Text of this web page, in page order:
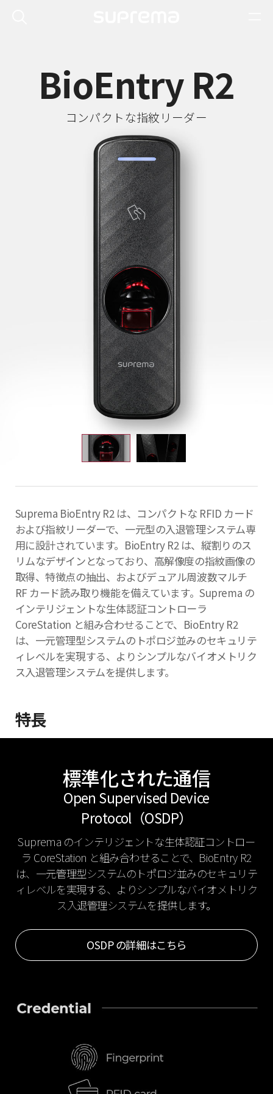
BioEntry R2
コンパクトな指紋リーダー
Suprema BioEntry R2 は、コンパクトな RFID カード
および指紋リーダーで、一元型の入退管理システム専
用に設計されています。BioEntry R2 は、縦割りのス
リムなデザインとなっており、高解像度の指紋画像の
取得、特徴点の抽出、およびデュアル周波数マルチ
RF カード読み取り機能を備えています。Suprema の
インテリジェントな生体認証コントローラ
CoreStation と組み合わせることで、BioEntry R2
は、一元管理型システムのトポロジ並みのセキュリテ
ィレベルを実現する、よりシンプルなバイオメトリク
ス入退管理システムを提供します。
特長
標準化された通信
Open Supervised Device
Protocol（OSDP）
Suprema のインテリジェントな生体認証コントロー
ラ CoreStation と組み合わせることで、BioEntry R2
は、一元管理型システムのトポロジ並みのセキュリテ
ィレベルを実現する、よりシンプルなバイオメトリク
ス入退管理システムを提供します。
OSDP の詳細はこちら